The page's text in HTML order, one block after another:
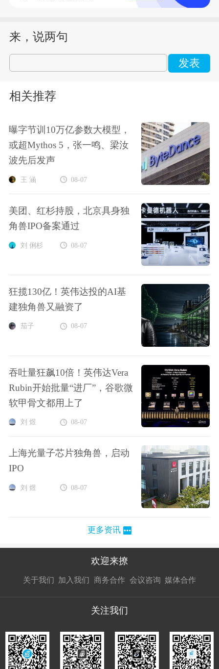
来，说两句
发表
相关推荐
曝字节训10万亿参数大模型，
或超Mythos 5，张一鸣、梁汝
波先后发声
王 涵 08-07
美团、红杉持股，北京具身独
角兽IPO备案通过
刘 俐杉 08-07
狂揽130亿！英伟达投的AI基
建独角兽又融资了
茄子 08-07
吞吐量狂飙10倍！英伟达Vera
Rubin开始批量“进厂”，谷歌微
软甲骨文都用上了
刘 煜 08-07
上海光量子芯片独角兽，启动
IPO
刘 煜 08-07
更多资讯
欢迎来撩
关于我们 加入我们
接扔简历
商务合作
接开聊
会议咨询 媒体合作
接开聊
关注我们